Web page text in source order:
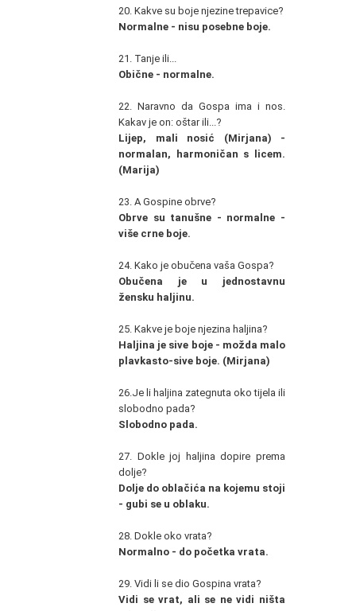
20. Kakve su boje njezine trepavice?
Normalne - nisu posebne boje.
21. Tanje ili...
Obične - normalne.
22. Naravno da Gospa ima i nos.
Kakav je on: oštar ili...?
Lijep, mali nosić (Mirjana) -
normalan, harmoničan s licem.
(Marija)
23. A Gospine obrve?
Obrve su tanušne - normalne -
više crne boje.
24. Kako je obučena vaša Gospa?
Obučena je u jednostavnu
žensku haljinu.
25. Kakve je boje njezina haljina?
Haljina je sive boje - možda malo
plavkasto-sive boje. (Mirjana)
26.Je li haljina zategnuta oko tijela ili
slobodno pada?
Slobodno pada.
27. Dokle joj haljina dopire prema
dolje?
Dolje do oblačića na kojemu stoji
- gubi se u oblaku.
28. Dokle oko vrata?
Normalno - do početka vrata.
29. Vidi li se dio Gospina vrata?
Vidi se vrat, ali se ne vidi ništa